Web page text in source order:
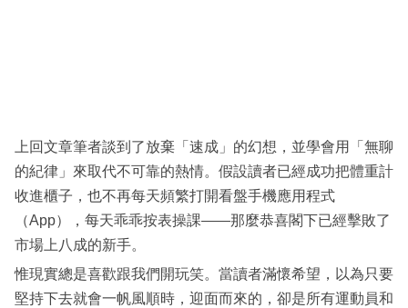
區
上回文章筆者談到了放棄「速成」的幻想，並學會用「無聊
的紀律」來取代不可靠的熱情。假設讀者已經成功把體重計
收進櫃子，也不再每天頻繁打開看盤手機應用程式
（App），每天乖乖按表操課——那麼恭喜閣下已經擊敗了
市場上八成的新手。
惟現實總是喜歡跟我們開玩笑。當讀者滿懷希望，以為只要
堅持下去就會一帆風順時，迎面而來的，卻是所有運動員和